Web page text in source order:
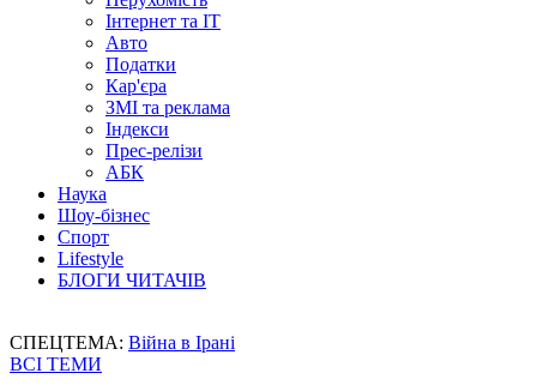
Інтернет та IT
Авто
Податки
Кар'єра
ЗМІ та реклама
Індекси
Прес-релізи
АБК
Наука
Шоу-бізнес
Спорт
Lifestyle
БЛОГИ ЧИТАЧІВ
СПЕЦТЕМА: Війна в Ірані
ВСІ ТЕМИ